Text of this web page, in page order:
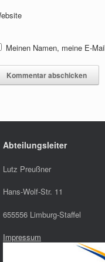
Meinen Namen, meine E-
Abteilungsleiter
Lutz Preußner
Hans-Wolf-Str. 11
655556 Limburg-Staffel
Impressum